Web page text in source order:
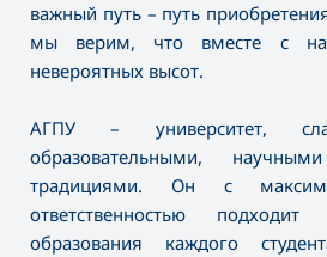
важный путь – путь
мы верим, что вместе с
невероятных высот.
АГПУ – университет,
образовательными,
традициями. Он с
ответственностью
образования каждого